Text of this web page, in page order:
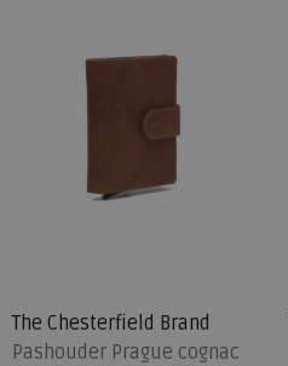
The Chesterfield Brand
Pashouder Prague cognac